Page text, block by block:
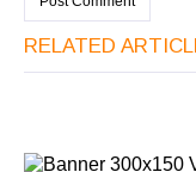
RELATED